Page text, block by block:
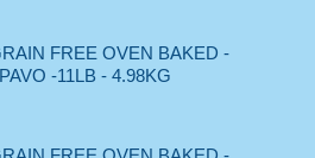
FREE OVEN BAKED -
-11LB - 4.98KG